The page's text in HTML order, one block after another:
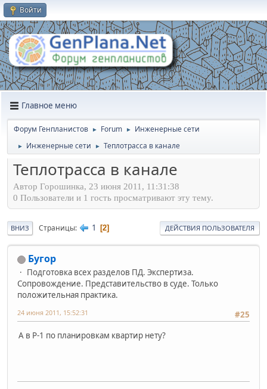
Войти
Главное меню
Форум Генпланистов ► Forum ► Инженерные сети
► Инженерные сети ► Теплотрасса в канале
Теплотрасса в канале
Автор Горошинка, 23 июня 2011, 11:31:38
0 Пользователи и 1 гость просматривают эту тему.
ВНИЗ Страницы 1 2 ДЕЙСТВИЯ ПОЛЬЗОВАТЕЛЯ
Бугор
Подготовка всех разделов ПД. Экспертиза.
Сопровождение. Представительство в суде. Только
положительная практика.
#25
24 июня 2011, 15:52:31
А в Р-1 по планировкам квартир нету?